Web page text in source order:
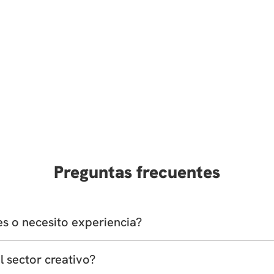
Preguntas frecuentes
o necesito experiencia?
sector creativo?